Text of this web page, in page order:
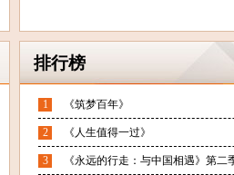
排行榜
1 《筑梦百年》
2 《人生值得一过》
3 《永远的行走：与中国相遇》第二